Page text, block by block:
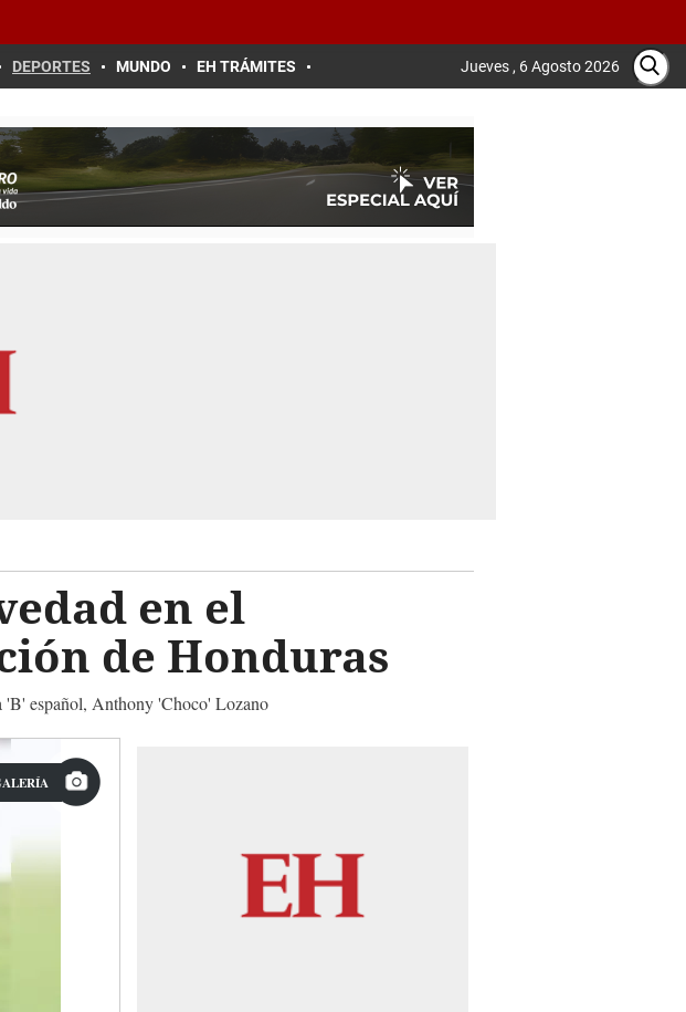
DEPORTES MUNDO EH TRÁMITES Jueves , 6 Agosto 2026
en el
de Honduras
'B' español, Anthony 'Choco' Lozano